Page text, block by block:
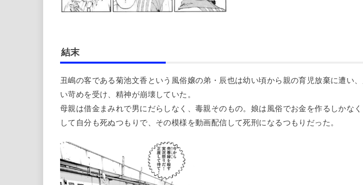
結末
丑嶋の客である菊池文香という風俗嬢の弟・辰也は幼い頃から親の育児放棄に遭い
い苛めを受け、精神が崩壊していた。
母親は借金まみれで男にだらしなく、毒親そのもの。娘は風俗でお金を作るしかな
して自分も死ぬつもりで、その模様を動画配信して死刑になるつもりだった。